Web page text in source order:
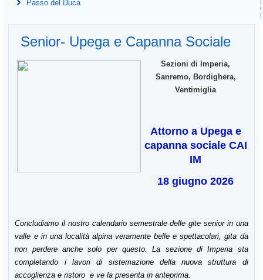
Passo del Duca
Senior- Upega e Capanna Sociale
Sezioni di Imperia,
Sanremo, Bordighera,
Ventimiglia
Attorno a Upega e
capanna sociale CAI
IM
18 giugno 2026
Concludiamo il nostro calendario semestrale delle gite senior in una
valle e in una località alpina veramente belle e spettacolari, gita da
non perdere anche solo per questo. La sezione di Imperia sta
completando i lavori di sistemazione della nuova struttura di
accoglienza e ristoro e ve la presenta in anteprima.